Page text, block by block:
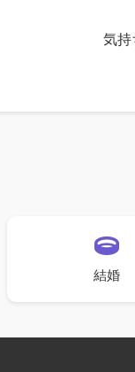
気持
結婚